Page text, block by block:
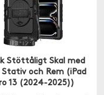
Stöttåligt Skal med
Stativ och Rem (iPad
13 (2024-2025))